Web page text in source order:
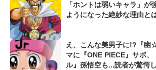
「ホントは弱いキャラ」が
ようになった絶妙な理由と
え、こんな美男子に!?『
マに『ONE PIECE』サボ
ル』孫悟空も...読者が驚愕